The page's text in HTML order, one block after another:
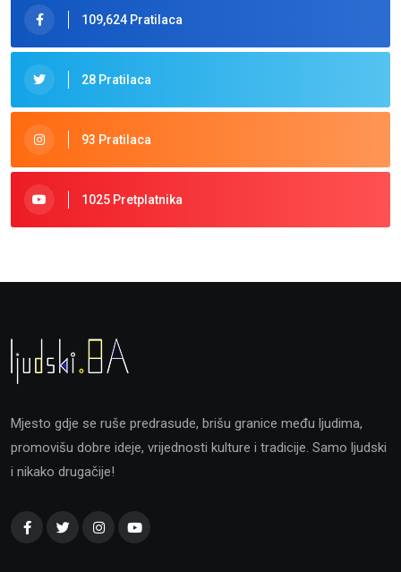
109,624 Pratilaca
28 Pratilaca
93 Pratilaca
1025 Pretplatnika
Mjesto gdje se ruše predrasude, brišu granice među ljudima,
promovišu dobre ideje, vrijednosti kulture i tradicije. Samo ljudski
i nikako drugačije!